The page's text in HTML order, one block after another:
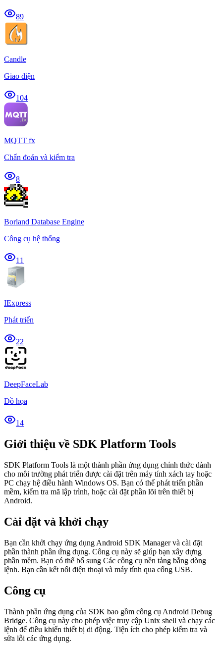
89
Candle
Giao diện
104
MQTT fx
Chẩn đoán và kiểm tra
8
Borland Database Engine
Công cụ hệ thống
11
IExpress
Phát triển
22
DeepFaceLab
Đồ họa
14
Giới thiệu về SDK Platform Tools
SDK Platform Tools là một thành phần ứng dụng chính thức dành
cho môi trường phát triển được cài đặt trên máy tính xách tay hoặc
PC chạy hệ điều hành Windows OS. Bạn có thể phát triển phần
mềm, kiểm tra mã lập trình, hoặc cài đặt phần lõi trên thiết bị
Android.
Cài đặt và khởi chạy
Bạn cần khởi chạy ứng dụng Android SDK Manager và cài đặt
phần thành phần ứng dụng. Công cụ này sẽ giúp bạn xây dựng
phần mềm. Bạn có thể bổ sung Các công cụ nền tảng bằng dòng
lệnh. Bạn cần kết nối điện thoại và máy tính qua cổng USB.
Công cụ
Thành phần ứng dụng của SDK bao gồm công cụ Android Debug
Bridge. Công cụ này cho phép việc truy cập Unix shell và chạy các
lệnh để điều khiển thiết bị di động. Tiện ích cho phép kiểm tra và
sửa lỗi các ứng dụng.